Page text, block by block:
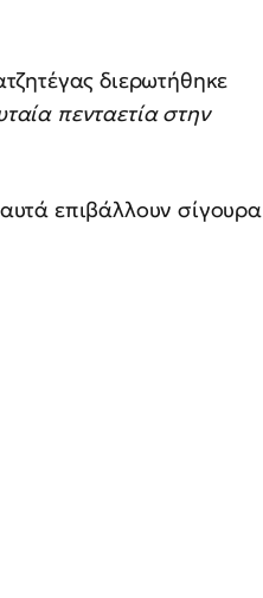
διερωτήθηκε
πενταετία στην
επιβάλλουν σίγουρα